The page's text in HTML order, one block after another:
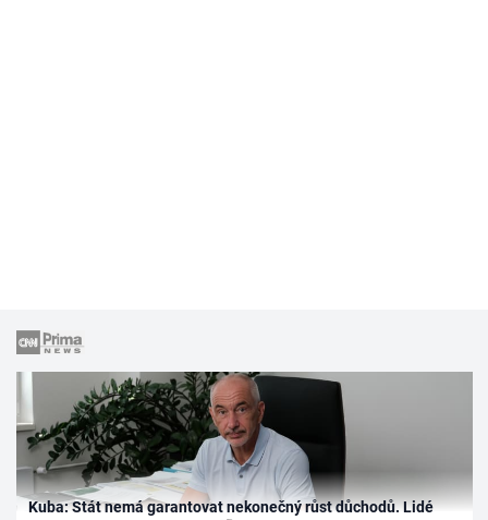
Kuba: Stát nemá garantovat nekonečný růst důchodů. Lidé